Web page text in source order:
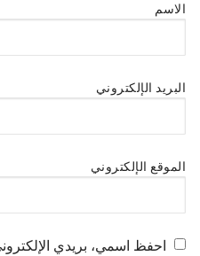
الاسم
البريد الإلكتروني
الموقع الإلكتروني
احفظ اسمي، بريدي